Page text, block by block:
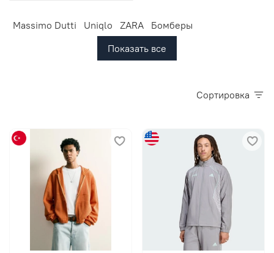
Massimo Dutti Uniqlo ZARA
Бомберы
Показать все
Сортировка